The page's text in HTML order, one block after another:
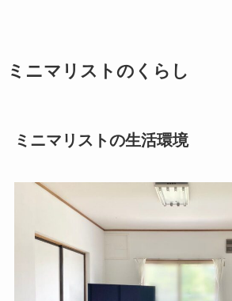
ミニマリストのくらし
ミニマリストの生活環境